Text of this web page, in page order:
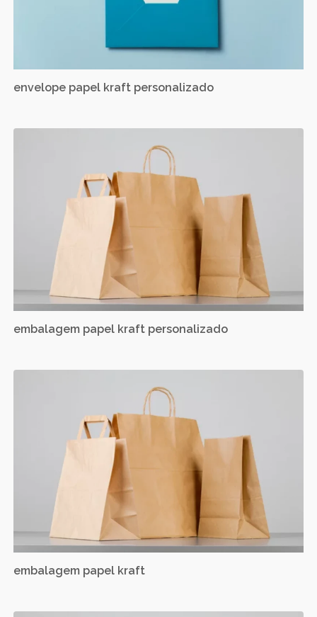
envelope papel kraft personalizado
embalagem papel kraft personalizado
embalagem papel kraft